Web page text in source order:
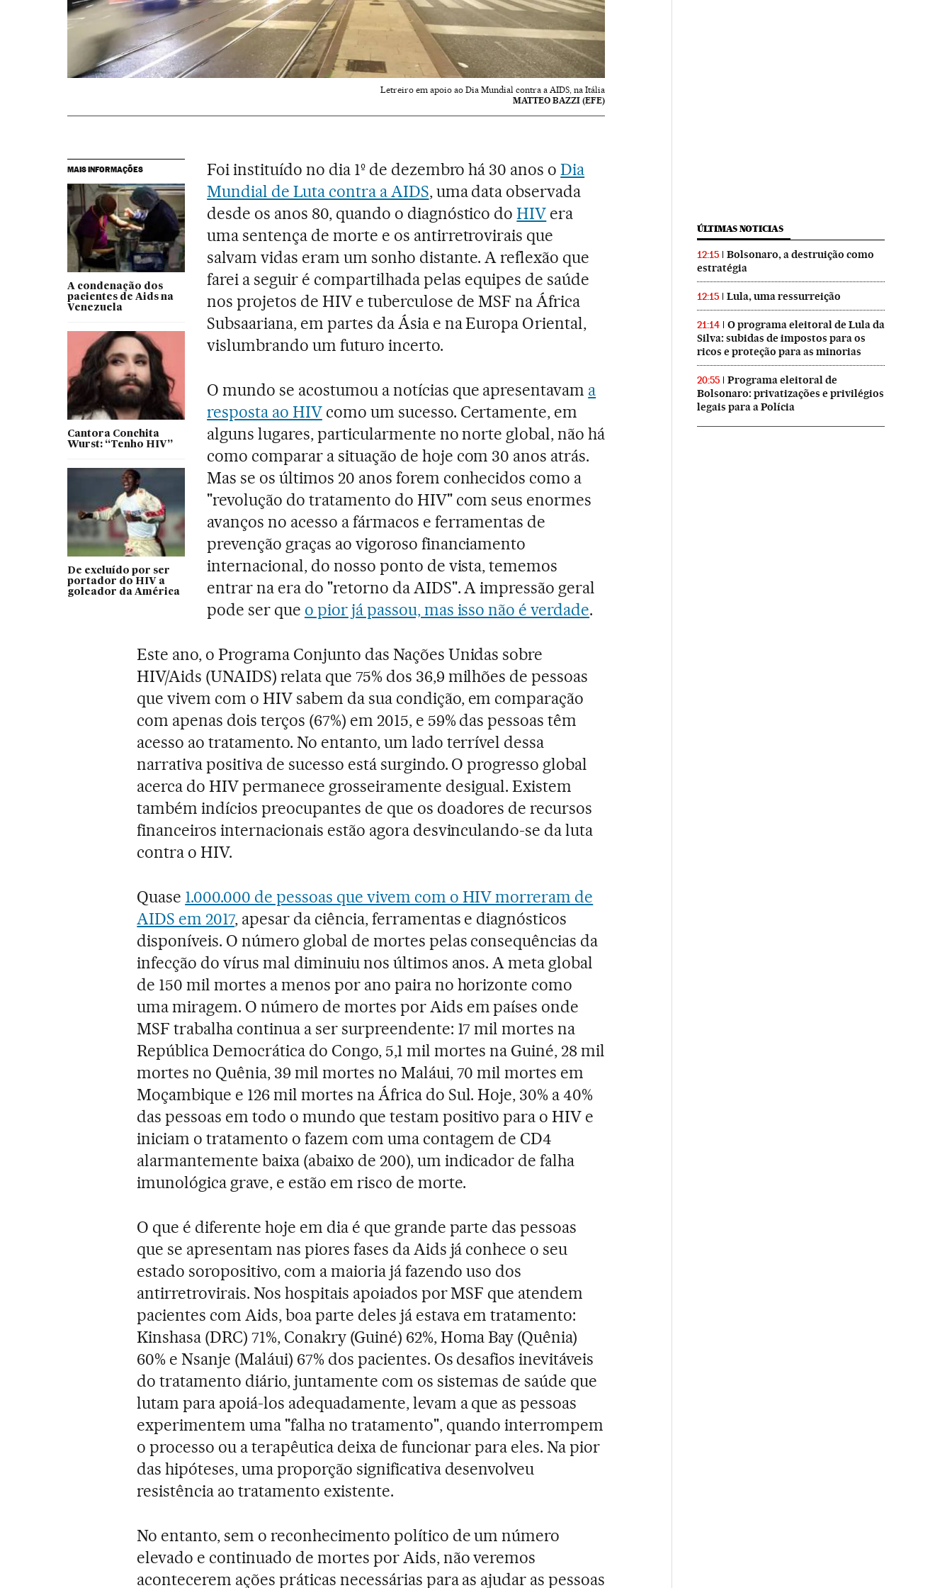
Letreiro em apoio ao Dia Mundial contra a AIDS, na Itália
MATTEO BAZZI (EFE)
MAIS INFORMAÇÕES
A condenação dos
pacientes de Aids na
Venezuela
Cantora Conchita
Wurst: “Tenho HIV”
De excluído por ser
portador do HIV a
goleador da América
Foi instituído no dia 1º de dezembro há 30 anos oDia
Mundial de Luta contra a AIDS, uma data observada
desde os anos 80, quando o diagnóstico doHIV era
uma sentença de morte e os antirretrovirais que
salvam vidas eram um sonho distante. A reflexão que
farei a seguir é compartilhada pelas equipes de saúde
nos projetos de HIV e tuberculose de MSF na África
Subsaariana, em partes da Ásia e na Europa Oriental,
vislumbrando um futuro incerto.
O mundo se acostumou a notícias que apresentavam a
resposta ao HIVcomo um sucesso. Certamente, em
alguns lugares, particularmente no norte global, não há
como comparar a situação de hoje com 30 anos atrás.
Mas se os últimos 20 anos forem conhecidos como a
"revolução do tratamento do HIV" com seus enormes
avanços no acesso a fármacos e ferramentas de
prevenção graças ao vigoroso financiamento
internacional, do nosso ponto de vista, tememos
entrar na era do "retorno da AIDS". A impressão geral
pode ser que o pior já passou, mas isso não é verdade.
Este ano, o Programa Conjunto das Nações Unidas sobre
HIV/Aids (UNAIDS) relata que 75% dos 36,9 milhões de pessoas
que vivem com o HIV sabem da sua condição, em comparação
com apenas dois terços (67%) em 2015, e 59% das pessoas têm
acesso ao tratamento. No entanto, um lado terrível dessa
narrativa positiva de sucesso está surgindo. O progresso global
acerca do HIV permanece grosseiramente desigual. Existem
também indícios preocupantes de que os doadores de recursos
financeiros internacionais estão agora desvinculando-se da luta
contra o HIV.
Quase 1.000.000 de pessoas que vivem com o HIV morreram de
AIDS em 2017, apesar da ciência, ferramentas e diagnósticos
disponíveis. O número global de mortes pelas consequências da
infecção do vírus mal diminuiu nos últimos anos. A meta global
de 150 mil mortes a menos por ano paira no horizonte como
uma miragem. O número de mortes por Aids em países onde
MSF trabalha continua a ser surpreendente: 17 mil mortes na
República Democrática do Congo, 5,1 mil mortes na Guiné, 28 mil
mortes no Quênia, 39 mil mortes no Maláui, 70 mil mortes em
Moçambique e 126 mil mortes na África do Sul. Hoje, 30% a 40%
das pessoas em todo o mundo que testam positivo para o HIV e
iniciam o tratamento o fazem com uma contagem de CD4
alarmantemente baixa (abaixo de 200), um indicador de falha
imunológica grave, e estão em risco de morte.
O que é diferente hoje em dia é que grande parte das pessoas
que se apresentam nas piores fases da Aids já conhece o seu
estado soropositivo, com a maioria já fazendo uso dos
antirretrovirais. Nos hospitais apoiados por MSF que atendem
pacientes com Aids, boa parte deles já estava em tratamento:
Kinshasa (DRC) 71%, Conakry (Guiné) 62%, Homa Bay (Quênia)
60% e Nsanje (Maláui) 67% dos pacientes. Os desafios inevitáveis
do tratamento diário, juntamente com os sistemas de saúde que
lutam para apoiá-los adequadamente, levam a que as pessoas
experimentem uma "falha no tratamento", quando interrompem
o processo ou a terapêutica deixa de funcionar para eles. Na pior
das hipóteses, uma proporção significativa desenvolveu
resistência ao tratamento existente.
No entanto, sem o reconhecimento político de um número
elevado e continuado de mortes por Aids, não veremos
acontecerem ações práticas necessárias para as ajudar as pessoas
ÚLTIMAS NOTICIAS
12:15
Bolsonaro, a destruição como
estratégia
12:15 Lula, uma ressurreição
21:14
O programa eleitoral de Lula da
Silva: subidas de impostos para os
ricos e proteção para as minorias
20:55
Programa eleitoral de
Bolsonaro: privatizações e privilégios
legais para a Polícia